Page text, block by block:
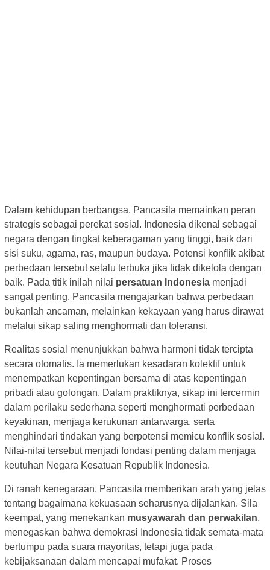
Dalam kehidupan berbangsa, Pancasila memainkan peran
strategis sebagai perekat sosial. Indonesia dikenal sebagai
negara dengan tingkat keberagaman yang tinggi, baik dari
sisi suku, agama, ras, maupun budaya. Potensi konflik akibat
perbedaan tersebut selalu terbuka jika tidak dikelola dengan
baik. Pada titik inilah nilai persatuan Indonesia menjadi
sangat penting. Pancasila mengajarkan bahwa perbedaan
bukanlah ancaman, melainkan kekayaan yang harus dirawat
melalui sikap saling menghormati dan toleransi.
Realitas sosial menunjukkan bahwa harmoni tidak tercipta
secara otomatis. Ia memerlukan kesadaran kolektif untuk
menempatkan kepentingan bersama di atas kepentingan
pribadi atau golongan. Dalam praktiknya, sikap ini tercermin
dalam perilaku sederhana seperti menghormati perbedaan
keyakinan, menjaga kerukunan antarwarga, serta
menghindari tindakan yang berpotensi memicu konflik sosial.
Nilai-nilai tersebut menjadi fondasi penting dalam menjaga
keutuhan Negara Kesatuan Republik Indonesia.
Di ranah kenegaraan, Pancasila memberikan arah yang jelas
tentang bagaimana kekuasaan seharusnya dijalankan. Sila
keempat, yang menekankan musyawarah dan perwakilan,
menegaskan bahwa demokrasi Indonesia tidak semata-mata
bertumpu pada suara mayoritas, tetapi juga pada
kebijaksanaan dalam mencapai mufakat. Proses